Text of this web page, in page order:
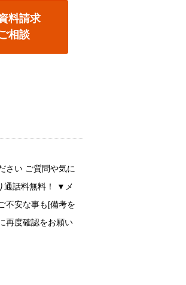
料請求
相談
さい ご質問や気に
通話料無料！ ▼メ
不安な事も[備考を
再度確認をお願い